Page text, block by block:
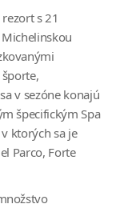
s 21
v sezóne konajú
špecifickým Spa
ktorých sa je
Parco, Forte